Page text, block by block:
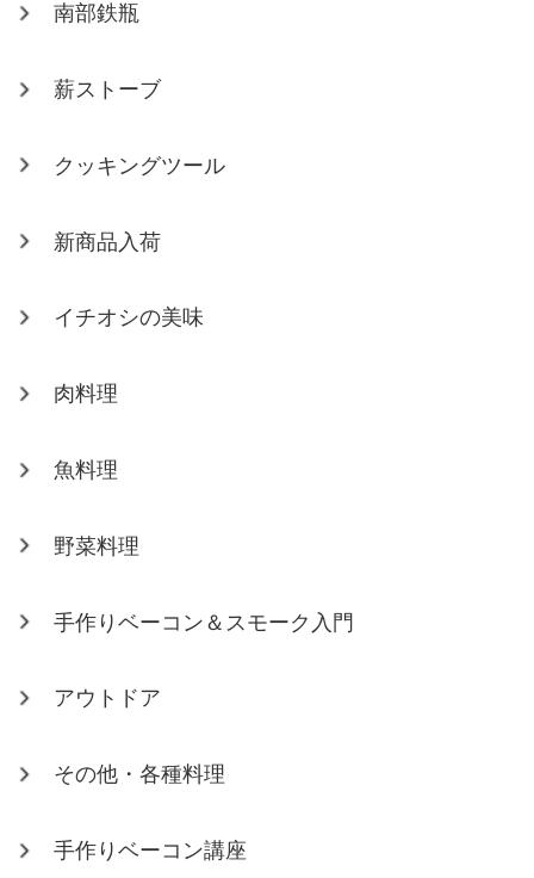
南部鉄瓶
薪ストーブ
クッキングツール
新商品入荷
イチオシの美味
肉料理
魚料理
野菜料理
手作りベーコン＆スモーク入門
アウトドア
その他・各種料理
手作りベーコン講座